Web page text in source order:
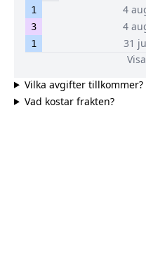
1 4
3 4
1 31
Vilka avgifter tillkommer?
Vad kostar frakten?